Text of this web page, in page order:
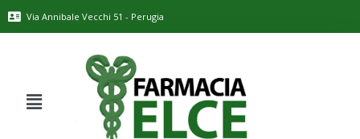
Via Annibale Vecchi 51 - Perugia